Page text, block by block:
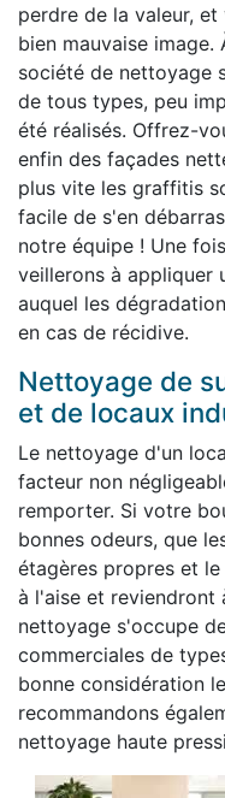
perdre de la valeur,
bien mauvaise image.
société de nettoyage
de tous types, peu
été réalisés. Offrez-
enfin des façades
plus vite les graffitis
facile de s'en
notre équipe ! Une
veillerons à appliquer
auquel les
en cas de
Nettoyage de
et de locaux
Le nettoyage d'un
facteur non
remporter. Si votre
bonnes odeurs, que
étagères propres et
à l'aise et reviendront
nettoyage s'occupe
commerciales de
bonne considération
recommandons
nettoyage haute